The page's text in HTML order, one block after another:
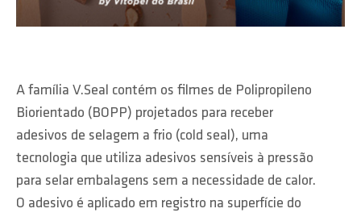
A família V.Seal contém os filmes de Polipropileno
Biorientado (BOPP) projetados para receber
adesivos de selagem a frio (cold seal), uma
tecnologia que utiliza adesivos sensíveis à pressão
para selar embalagens sem a necessidade de calor.
O adesivo é aplicado em registro na superfície do